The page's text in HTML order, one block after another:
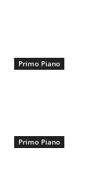
Primo Piano
Primo Piano